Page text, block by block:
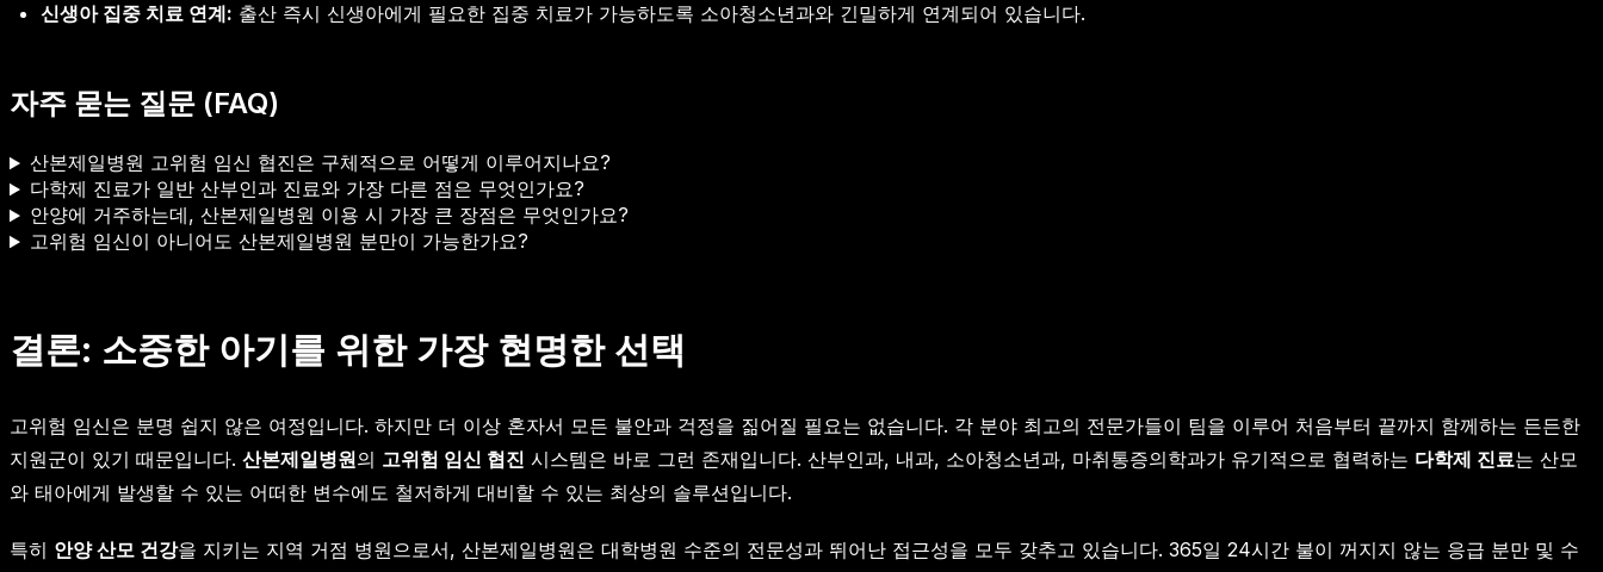
신생아 집중 치료 연계: 출산 즉시 신생아에게 필요한 집중 치료가 가능하도록 소아청소년과와 긴밀하게 연계되어 있습니다.
자주 묻는 질문 (FAQ)
산본제일병원 고위험 임신 협진은 구체적으로 어떻게 이루어지나요?
다학제 진료가 일반 산부인과 진료와 가장 다른 점은 무엇인가요?
안양에 거주하는데, 산본제일병원 이용 시 가장 큰 장점은 무엇인가요?
고위험 임신이 아니어도 산본제일병원 분만이 가능한가요?
결론: 소중한 아기를 위한 가장 현명한 선택
고위험 임신은 분명 쉽지 않은 여정입니다. 하지만 더 이상 혼자서 모든 불안과 걱정을 짊어질 필요는 없습니다. 각 분야 최고의 전문가들이 팀을 이루어 처음부터 끝까지 함께하는 든든한
지원군이 있기 때문입니다. 산본제일병원의 고위험 임신 협진 시스템은 바로 그런 존재입니다. 산부인과, 내과, 소아청소년과, 마취통증의학과가 유기적으로 협력하는 다학제 진료는 산모
와 태아에게 발생할 수 있는 어떠한 변수에도 철저하게 대비할 수 있는 최상의 솔루션입니다.
특히 안양 산모 건강을 지키는 지역 거점 병원으로서, 산본제일병원은 대학병원 수준의 전문성과 뛰어난 접근성을 모두 갖추고 있습니다. 365일 24시간 불이 꺼지지 않는 응급 분만 및 수